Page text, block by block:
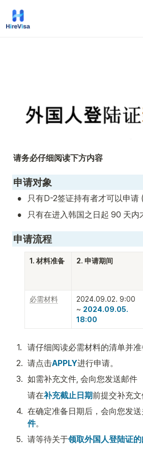
请务必仔细阅读下方内容
申请对象
• 只有D-2签证持有者才可以申请
• 只有在进入韩国之日起 90 天内
申请流程
1. 材料准备 2. 申请期间
必需材料
2024.09.02. 9:00
~ 2024.09.05.
18:00
1.
请仔细阅读必需材料的清单并
2. 请点击APPLY进行申请。
3. 如需补充文件, 会向您发送邮件
请在补充截止日期前提交补充文
4. 在确定准备日期后，会向您发
件。
5. 请等待关于领取外国人登陆证